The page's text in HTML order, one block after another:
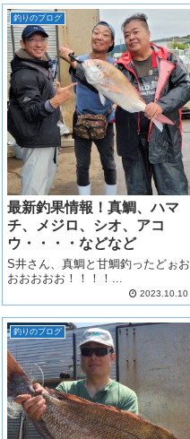
釣りのブログ
最新釣果情報！真鯛、ハマ
チ、メジロ、シオ、アコ
ウ・・・・などなど
S井さん、真鯛と甘鯛釣ったどぉお
おおおおお！！！！...
2023.10.10
釣りのブログ